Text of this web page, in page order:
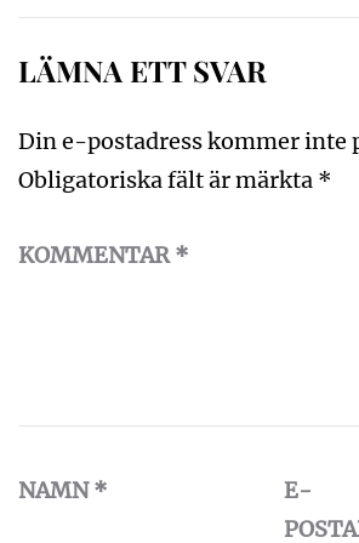
LÄMNA ETT SVAR
Din e-postadress kommer inte
Obligatoriska fält är märkta *
KOMMENTAR*
NAMN*
E-